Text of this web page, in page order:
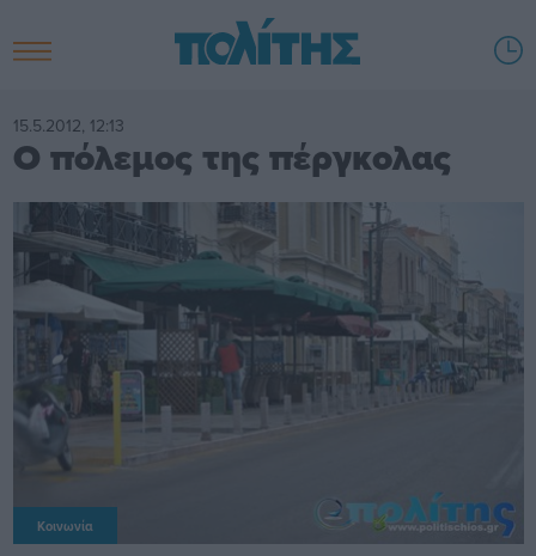
15.5.2012, 12:13
Ο πόλεμος της πέργκολας
Κοινωνία